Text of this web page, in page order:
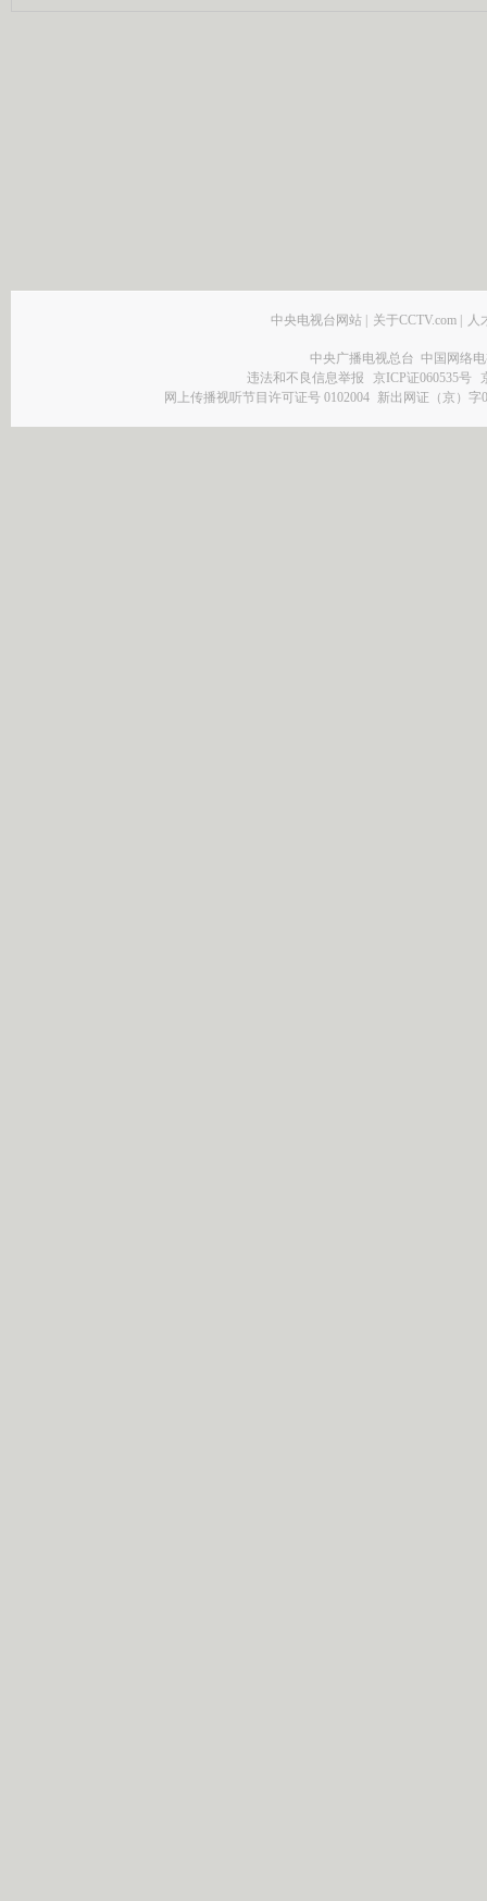
中央电视台网站 | 关于CCTV.com | 人
中央广播电视总台 中国网络
违法和不良信息举报
京ICP证060535号
网上传播视听节目许可证号 0102004 新出网证（京）